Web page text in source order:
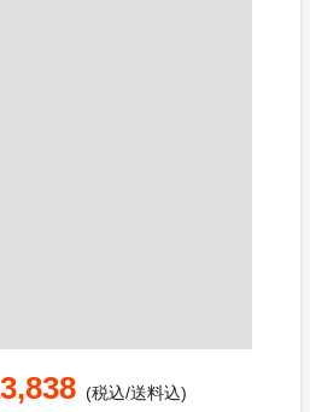
(税込/送料込)